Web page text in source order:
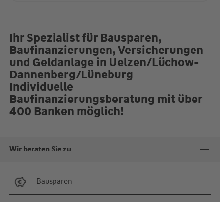
Ihr Spezialist für Bausparen,
Baufinanzierungen, Versicherungen
und Geldanlage in Uelzen/Lüchow-
Dannenberg/Lüneburg
Individuelle
Baufinanzierungsberatung mit über
400 Banken möglich!
Wir beraten Sie zu
Bausparen